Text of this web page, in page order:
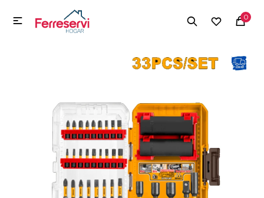
0

MI CUENTA
Electrodomésticos
Tecnología